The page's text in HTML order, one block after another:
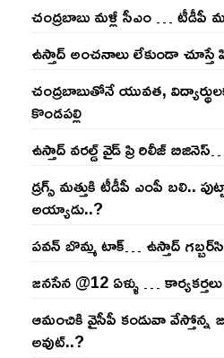
చంద్ర‌బాబు మ‌ళ్లీ సీఎం … టీడీపీ
ఉస్తాద్ అంచ‌నాలు లేకుండా
చంద్ర‌బాబుతోనే యువ‌త‌,
కొండ‌ప‌ల్లి
ఉస్తాద్ వ‌ర‌ల్డ్ వైడ్ ప్రి రిలీజ్
డ్రగ్స్ మత్తుకి టీడీపీ ఎంపీ బలి..
అయ్యాడు..?
ప‌వ‌న్ బొమ్మ టాక్‌… ఉస్తాద్
జనసేన @12 ఏళ్ళు …
ఆమంచికి వైసీపీ కండువా వేస్తోన్న
అవుట్‌..?